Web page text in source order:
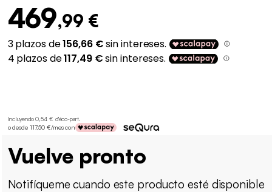
469,99 €
Incluyendo 0,54 € d'éco-part.
o desde 117,50 €/mes con
Vuelve pronto
Notifíqueme cuando este producto esté disponible